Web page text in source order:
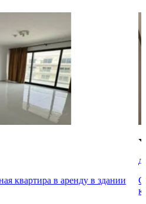
Сдается в аренду новая
квартира в районе Лайя Хайтс,